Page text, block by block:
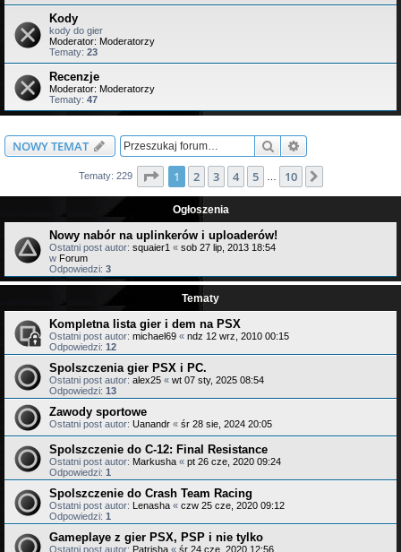
Kody
kody do gier
Moderator: Moderatorzy
Tematy: 23
Recenzje
Moderator: Moderatorzy
Tematy: 47
NOWY TEMAT Szukaj
Tematy: 229 Strona1 z10
1 2 3 4 5 10
Ogłoszenia
Nowy nabór na uplinkerów i uploaderów!
Ostatni post autor: squaier1 « sob 27 lip, 2013 18:54
w Forum
Odpowiedzi: 3
Tematy
Kompletna lista gier i dem na PSX
Ostatni post autor: michael69 « ndz 12 wrz, 2010 00:15
Odpowiedzi: 12
Spolszczenia gier PSX i PC.
Ostatni post autor: alex25 « wt 07 sty, 2025 08:54
Odpowiedzi: 13
Zawody sportowe
Ostatni post autor: Uanandr « śr 28 sie, 2024 20:05
Spolszczenie do C-12: Final Resistance
Ostatni post autor: Markusha « pt 26 cze, 2020 09:24
Odpowiedzi: 1
Spolszczenie do Crash Team Racing
Ostatni post autor: Lenasha « czw 25 cze, 2020 09:12
Odpowiedzi: 1
Gameplaye z gier PSX, PSP i nie tylko
Ostatni post autor: Patrisha « śr 24 cze, 2020 12:56